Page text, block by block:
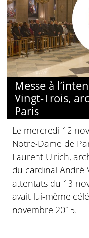
Messe à
Vingt-Trois,
Paris
Le mercredi 12
Notre-Dame de
Laurent Ulrich,
du cardinal André
attentats du 13
avait lui-même
novembre 2015.